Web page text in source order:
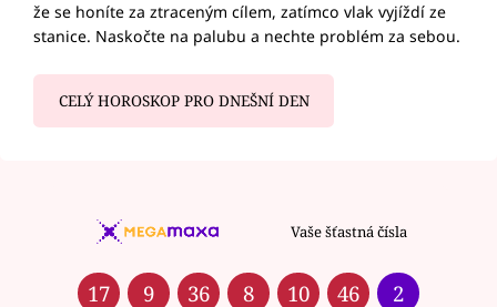
že se honíte za ztraceným cílem, zatímco vlak vyjíždí ze
stanice. Naskočte na palubu a nechte problém za sebou.
CELÝ HOROSKOP PRO DNEŠNÍ DEN
Vaše šťastná čísla
17 9 36 8 10 46 2